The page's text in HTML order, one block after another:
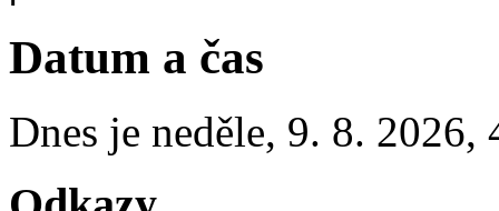
Datum a čas
Dnes je neděle, 9. 8. 2026,